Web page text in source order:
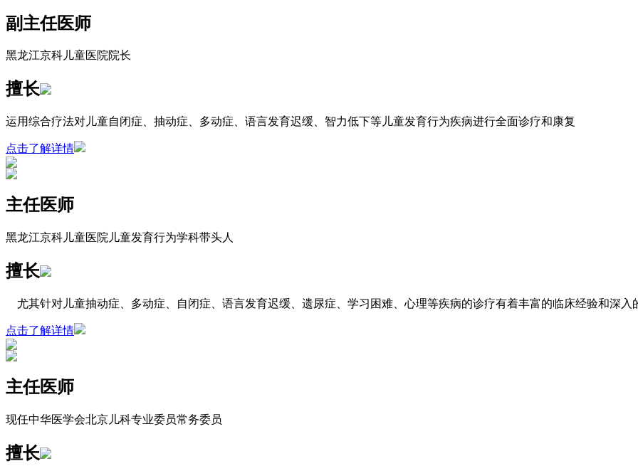
副主任医师
黑龙江京科儿童医院院长
擅长
运用综合疗法对儿童自闭症、抽动症、多动症、语言发育迟缓、智力低下等儿童发育行为疾病进行全面诊疗和康复
点击了解详情
主任医师
黑龙江京科儿童医院儿童发育行为学科带头人
擅长
尤其针对儿童抽动症、多动症、自闭症、语言发育迟缓、遗尿症、学习困难、心理等疾病的诊疗有着丰富的临床经验和深入
点击了解详情
主任医师
现任中华医学会北京儿科专业委员常务委员
擅长